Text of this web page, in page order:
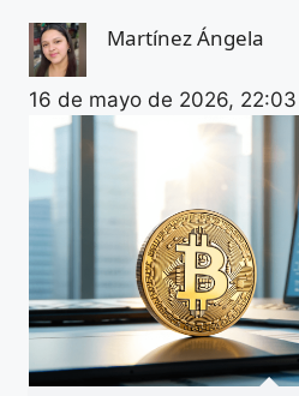
Martínez Ángela
16 de mayo de 2026, 22:03